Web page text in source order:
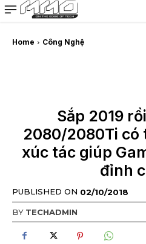
MMOSITE - Thông
Bài viết nổi bật
Home Công Nghệ
Sắp 2019
2080/2080Ti
xúc tác giúp
đỉnh
PUBLISHED ON 02/10/2018
BY TECHADMIN